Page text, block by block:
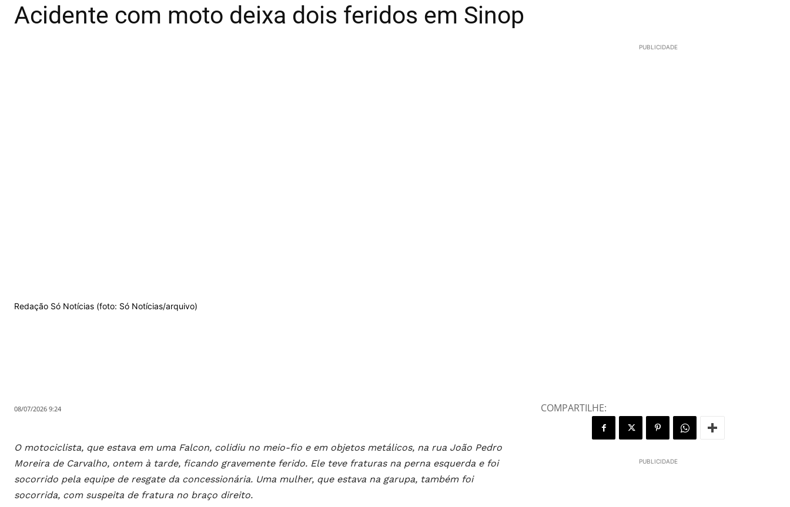
Acidente com moto deixa dois feridos em Sinop
PUBLICIDADE
Redação Só Notícias (foto: Só Notícias/arquivo)
08/07/2026 9:24
O motociclista, que estava em uma Falcon, colidiu no meio-fio e em objetos metálicos, na rua João Pedro
Moreira de Carvalho, ontem à tarde, ficando gravemente ferido. Ele teve fraturas na perna esquerda e foi
socorrido pela equipe de resgate da concessionária. Uma mulher, que estava na garupa, também foi
socorrida, com suspeita de fratura no braço direito.
COMPARTILHE:
PUBLICIDADE